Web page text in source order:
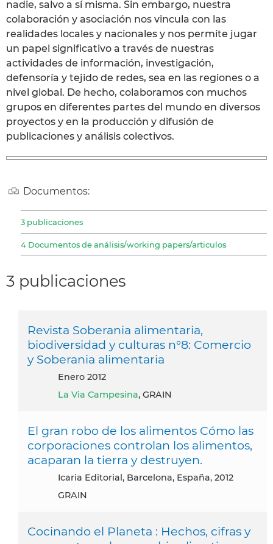
nadie, salvo a sí misma. Sin embargo, nuestra
colaboración y asociación nos vincula con las
realidades locales y nacionales y nos permite jugar
un papel significativo a través de nuestras
actividades de información, investigación,
defensoría y tejido de redes, sea en las regiones o a
nivel global. De hecho, colaboramos con muchos
grupos en diferentes partes del mundo en diversos
proyectos y en la producción y difusión de
publicaciones y análisis colectivos.
Documentos:
3 publicaciones
4 Documentos de análisis/working papers/articulos
3 publicaciones
Revista Soberania alimentaria,
biodiversidad y culturas n°8: Comercio
y Soberania alimentaria
enero 2012
La Via Campesina, GRAIN
El gran robo de los alimentos Cómo las
corporaciones controlan los alimentos,
acaparan la tierra y destruyen.
Icaria Editorial, Barcelona, España, 2012
GRAIN
Cocinando el Planeta : Hechos, cifras y